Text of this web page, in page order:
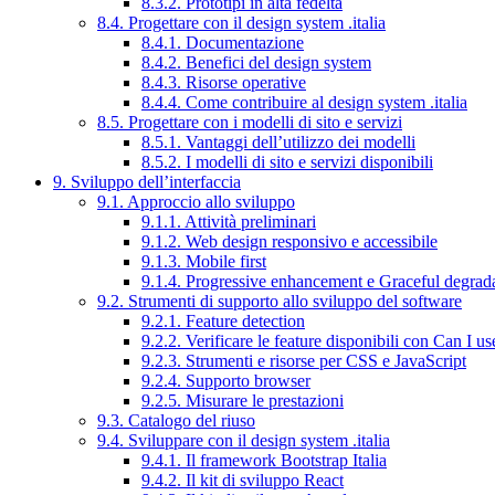
8.4. Progettare con il design system .italia
8.4.1. Documentazione
8.4.2. Benefici del design system
8.4.3. Risorse operative
8.4.4. Come contribuire al design system .italia
8.5. Progettare con i modelli di sito e servizi
8.5.1. Vantaggi dell’utilizzo dei modelli
8.5.2. I modelli di sito e servizi disponibili
9. Sviluppo dell’interfaccia
9.1. Approccio allo sviluppo
9.1.1. Attività preliminari
9.1.2. Web design responsivo e accessibile
9.1.3. Mobile first
9.1.4. Progressive enhancement e Graceful
9.2. Strumenti di supporto allo sviluppo del software
9.2.1. Feature detection
9.2.2. Verificare le feature disponibili con Can I
9.2.3. Strumenti e risorse per CSS e JavaScript
9.2.4. Supporto browser
9.2.5. Misurare le prestazioni
9.3. Catalogo del riuso
9.4. Sviluppare con il design system .italia
9.4.1. Il framework Bootstrap Italia
9.4.2. Il kit di sviluppo React